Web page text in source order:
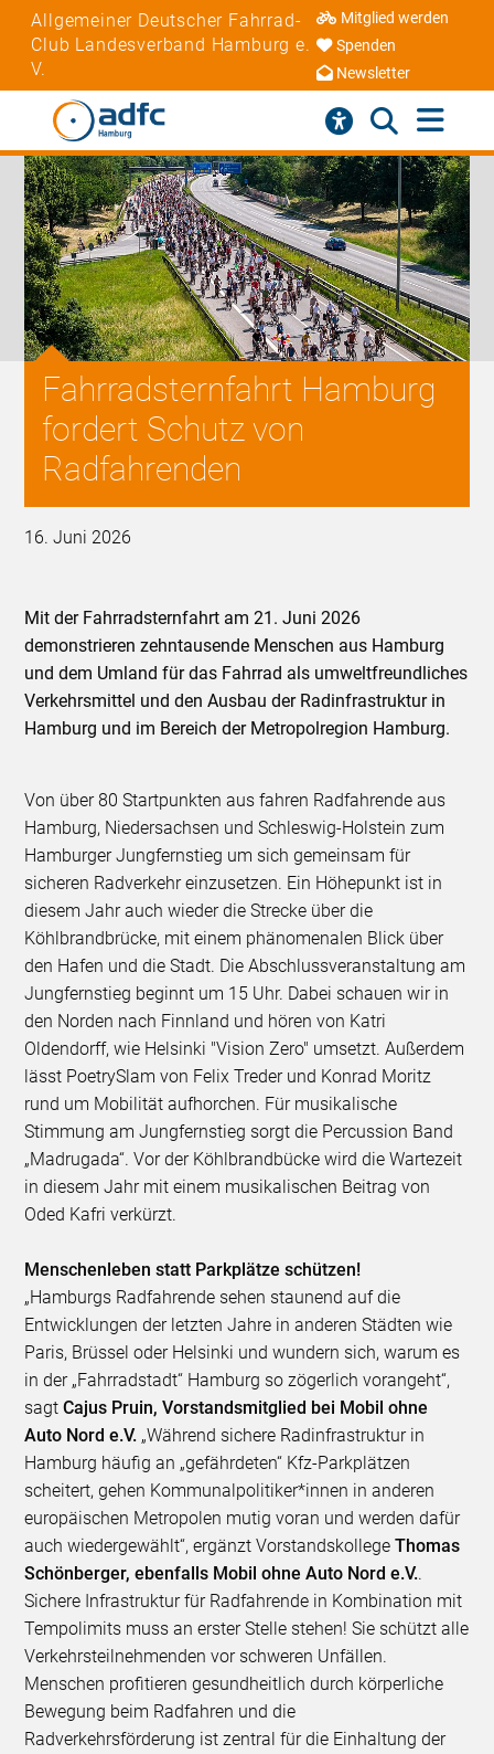
Allgemeiner Deutscher Fahrrad-
Club Landesverband Hamburg e.
V.
Mitglied werden
Spenden
Newsletter
Fahrradsternfahrt Hamburg
fordert Schutz von
Radfahrenden
16. Juni 2026
Mit der Fahrradsternfahrt am 21. Juni 2026
demonstrieren zehntausende Menschen aus Hamburg
und dem Umland für das Fahrrad als umweltfreundliches
Verkehrsmittel und den Ausbau der Radinfrastruktur in
Hamburg und im Bereich der Metropolregion Hamburg.
Von über 80 Startpunkten aus fahren Radfahrende aus
Hamburg, Niedersachsen und Schleswig-Holstein zum
Hamburger Jungfernstieg um sich gemeinsam für
sicheren Radverkehr einzusetzen. Ein Höhepunkt ist in
diesem Jahr auch wieder die Strecke über die
Köhlbrandbrücke, mit einem phänomenalen Blick über
den Hafen und die Stadt. Die Abschlussveranstaltung am
Jungfernstieg beginnt um 15 Uhr. Dabei schauen wir in
den Norden nach Finnland und hören von Katri
Oldendorff, wie Helsinki "Vision Zero" umsetzt. Außerdem
lässt PoetrySlam von Felix Treder und Konrad Moritz
rund um Mobilität aufhorchen. Für musikalische
Stimmung am Jungfernstieg sorgt die Percussion Band
„Madrugada“. Vor der Köhlbrandbücke wird die Wartezeit
in diesem Jahr mit einem musikalischen Beitrag von
Oded Kafri verkürzt.
Menschenleben statt Parkplätze schützen!
„Hamburgs Radfahrende sehen staunend auf die
Entwicklungen der letzten Jahre in anderen Städten wie
Paris, Brüssel oder Helsinki und wundern sich, warum es
in der „Fahrradstadt“ Hamburg so zögerlich vorangeht“,
sagtCajus Pruin, Vorstandsmitglied bei Mobil ohne
Auto Nord e.V. „Während sichere Radinfrastruktur in
Hamburg häufig an „gefährdeten“ Kfz-Parkplätzen
scheitert, gehen Kommunalpolitiker*innen in anderen
europäischen Metropolen mutig voran und werden dafür
auch wiedergewählt“, ergänzt VorstandskollegeThomas
Schönberger, ebenfalls Mobil ohne Auto Nord e.V..
Sichere Infrastruktur für Radfahrende in Kombination mit
Tempolimits muss an erster Stelle stehen! Sie schützt alle
Verkehrsteilnehmenden vor schweren Unfällen.
Menschen profitieren gesundheitlich durch körperliche
Bewegung beim Radfahren und die
Radverkehrsförderung ist zentral für die Einhaltung der